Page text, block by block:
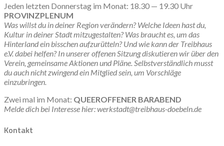
Jeden letzten Donnerstag im Monat: 18.30 — 19.30 Uhr
PROVINZPLENUM
Was willst du in deiner Region verändern? Welche Ideen hast du,
Kultur in deiner Stadt mitzugestalten? Was braucht es, um das
Hinterland ein bisschen aufzurütteln? Und wie kann der Treibhaus
e.V. dabei helfen? In unserer offenen Sitzung diskutieren wir über den
Verein, gemeinsame Aktionen und Pläne. Selbstverständlich musst
du auch nicht zwingend ein Mitglied sein, um Vorschläge
einzubringen.
Zwei mal im Monat: QUEEROFFENER BARABEND
Melde dich bei Interesse hier: werkstadt@treibhaus-doebeln.de
Kontakt